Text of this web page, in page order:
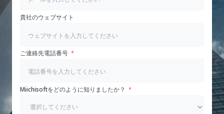
貴社のウェブサイト
ご連絡先電話番号
Miichisoftをどのように知りましたか？